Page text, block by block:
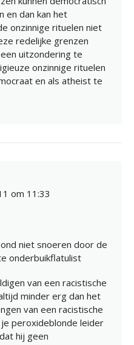
en dan kan het
onzinnige rituelen niet
redelijke grenzen
uitzondering te
onzinnige rituelen
en als atheist te
om 11:33
niet snoeren door de
onderbuikflatulist
van een racistische
minder erg dan het
van een racistische
peroxideblonde leider
hij geen